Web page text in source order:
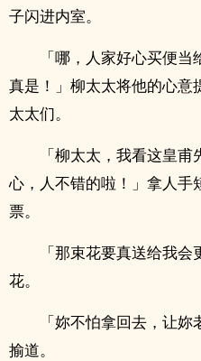
子闪进内室。
「哪，人家好心买便
真是！」柳太太将他的心意
太太们。
「柳太太，我看这皇
心，人不错的啦！」拿人手
票。
「那束花要真送给我
花。
「妳不怕拿回去，让
揄道。